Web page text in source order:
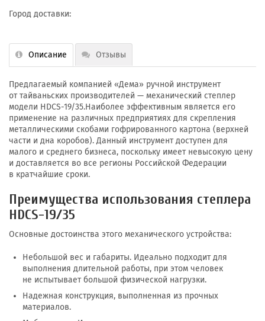
Город доставки:
Описание Отзывы
Предлагаемый компанией «Дема» ручной инструмент
от тайваньских производителей — механический степлер
модели HDCS-19/35.Наиболее эффективным является его
применение на различных предприятиях для скрепления
металлическими скобами гофрированного картона (верхней
части и дна коробов). Данный инструмент доступен для
малого и среднего бизнеса, поскольку имеет невысокую цену
и доставляется во все регионы Российской Федерации
в кратчайшие сроки.
Преимущества использования степлера
HDCS-19/35
Основные достоинства этого механического устройства:
Небольшой вес и габариты. Идеально подходит для
выполнения длительной работы, при этом человек
не испытывает большой физической нагрузки.
Надежная конструкция, выполненная из прочных
материалов.